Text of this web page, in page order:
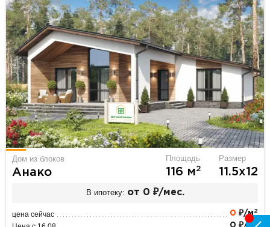
Дом из блоков
Анако
Площадь
116 м2
Размер
11.5х12
В ипотеку: от 0 ₽/мес.
цена сейчас 0 ₽/м 2
0 ₽/м